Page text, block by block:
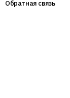
Обратная связь